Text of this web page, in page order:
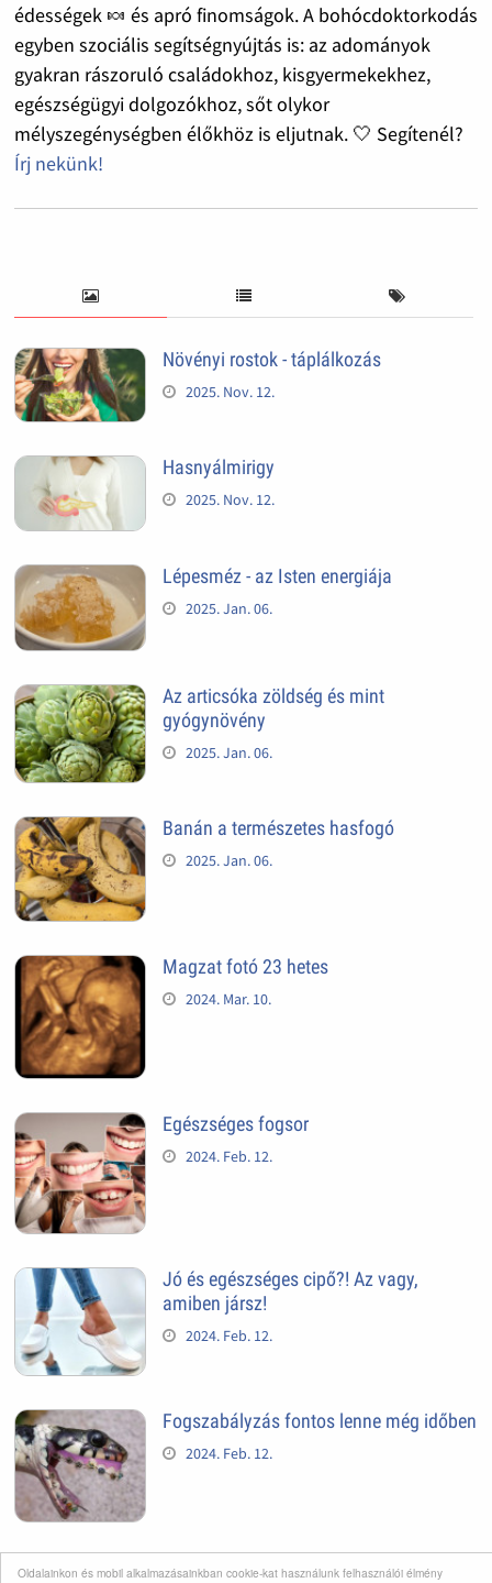
Oldalainkon és mobil alkalmazásainkban cookie-kat használunk felhasználói élmény
édességek 🍬 és apró finomságok. A bohócdoktorkodás
egyben szociális segítségnyújtás is: az adományok
gyakran rászoruló családokhoz, kisgyermekekhez,
egészségügyi dolgozókhoz, sőt olykor
mélyszegénységben élőkhöz is eljutnak. 🤍 Segítenél?
Írj nekünk!
Növényi rostok - táplálkozás
2025. Nov. 12.
Hasnyálmirigy
2025. Nov. 12.
Lépesméz - az Isten energiája
2025. Jan. 06.
Az articsóka zöldség és mint
gyógynövény
2025. Jan. 06.
Banán a természetes hasfogó
2025. Jan. 06.
Magzat fotó 23 hetes
2024. Mar. 10.
Egészséges fogsor
2024. Feb. 12.
Jó és egészséges cipő?! Az vagy,
amiben jársz!
2024. Feb. 12.
Fogszabályzás fontos lenne még időben
2024. Feb. 12.
Articsóka